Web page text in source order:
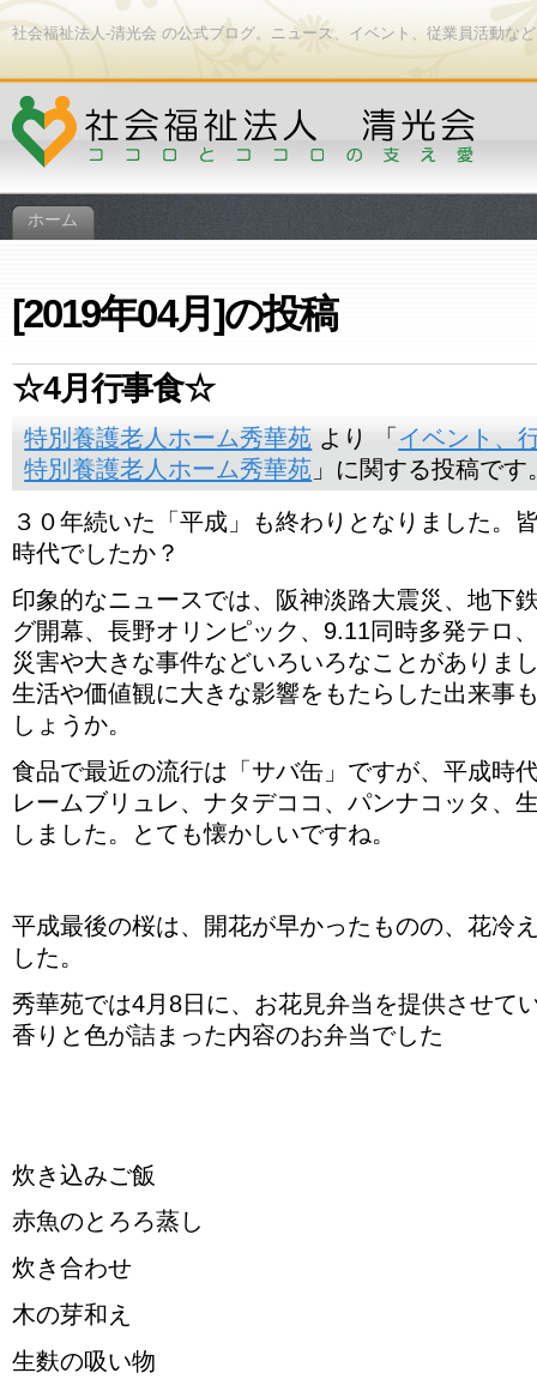
社会福祉法人-清光会 の公式ブログ。ニュース、イベント、従業員活動な
ホーム
[2019年04月]の投稿
☆4月行事食☆
特別養護老人ホーム秀華苑 より 「 イベント、
特別養護老人ホーム秀華苑 」に関する投稿で
３０年続いた「平成」も終わりとなりました。
時代でしたか？
印象的なニュースでは、阪神淡路大震災、地下
グ開幕、長野オリンピック、9.11同時多発テロ
災害や大きな事件などいろいろなことがありま
生活や価値観に大きな影響をもたらした出来事
しょうか。
食品で最近の流行は「サバ缶」ですが、平成時
レームブリュレ、ナタデココ、パンナコッタ、
しました。とても懐かしいですね。
平成最後の桜は、開花が早かったものの、花冷
した。
秀華苑では4月8日に、お花見弁当を提供させて
香りと色が詰まった内容のお弁当でした
炊き込みご飯
赤魚のとろろ蒸し
炊き合わせ
木の芽和え
生麩の吸い物